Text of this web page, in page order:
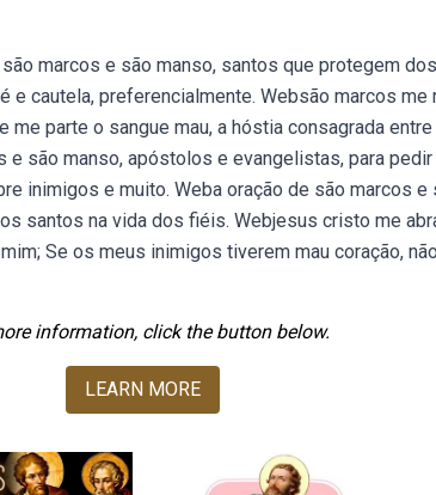
marcos e são manso, santos que protegem
e cautela, preferencialmente. Websão marcos me
parte o sangue mau, a hóstia consagrada
e são manso, apóstolos e evangelistas, para
inimigos e muito. Weba oração de são marcos e
santos na vida dos fiéis. Webjesus cristo me
Se os meus inimigos tiverem mau coração,
information, click the button below.
LEARN MORE